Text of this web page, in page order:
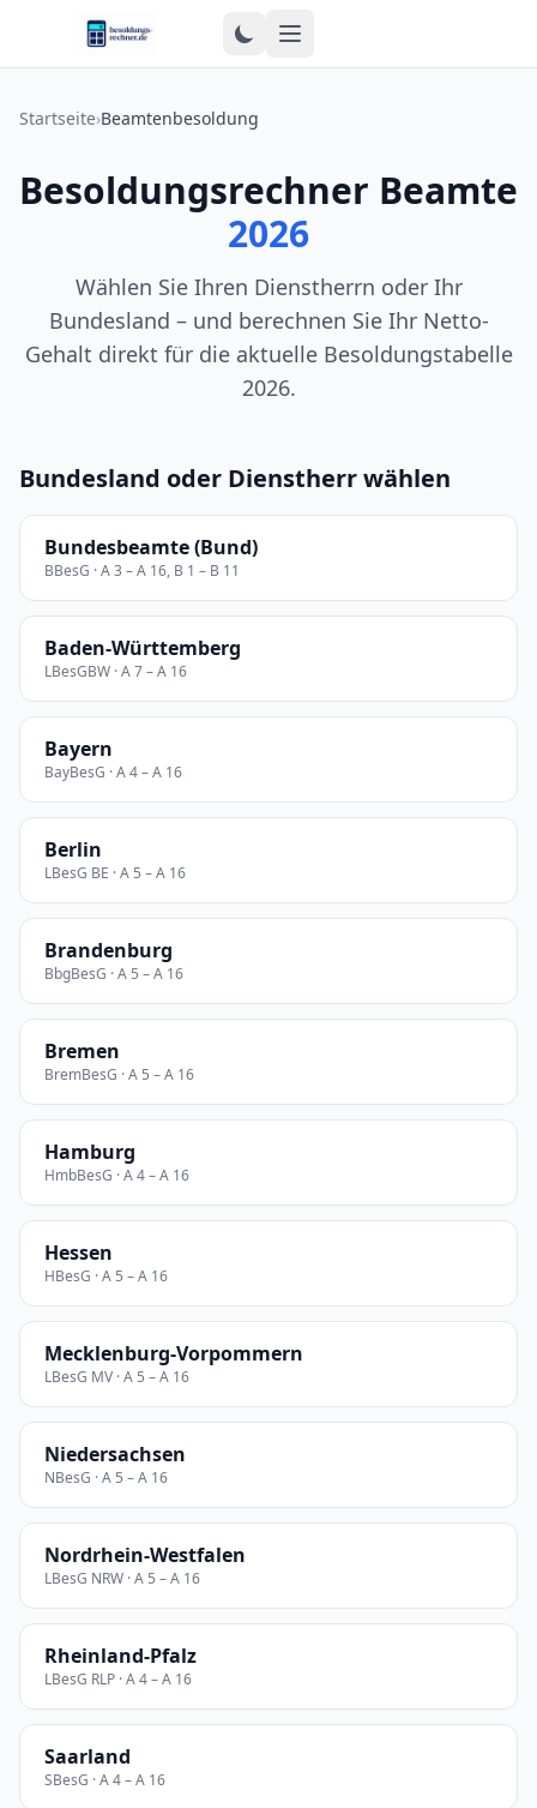
Zum Inhalt springen
Startseite›Beamtenbesoldung
Besoldungsrechner Beamte
2026
Wählen Sie Ihren Dienstherrn oder Ihr
Bundesland – und berechnen Sie Ihr Netto-
Gehalt direkt für die aktuelle Besoldungstabelle
2026.
Bundesland oder Dienstherr wählen
Bundesbeamte (Bund)
BBesG · A 3 – A 16, B 1 – B 11
Baden-Württemberg
LBesGBW · A 7 – A 16
Bayern
BayBesG · A 4 – A 16
Berlin
LBesG BE · A 5 – A 16
Brandenburg
BbgBesG · A 5 – A 16
Bremen
BremBesG · A 5 – A 16
Hamburg
HmbBesG · A 4 – A 16
Hessen
HBesG · A 5 – A 16
Mecklenburg-Vorpommern
LBesG MV · A 5 – A 16
Niedersachsen
NBesG · A 5 – A 16
Nordrhein-Westfalen
LBesG NRW · A 5 – A 16
Rheinland-Pfalz
LBesG RLP · A 4 – A 16
Saarland
SBesG · A 4 – A 16